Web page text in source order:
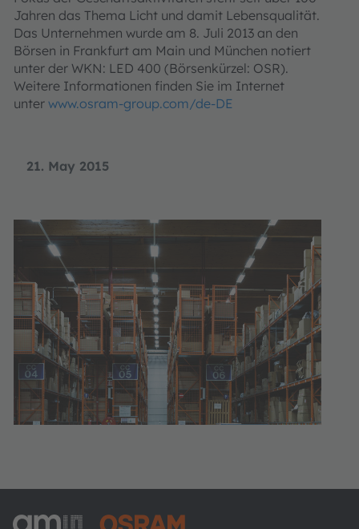
21. May 2015
Jahren das Thema Licht und damit Lebensqualität.
Das Unternehmen wurde am 8. Juli 2013 an den
Börsen in Frankfurt am Main und München notiert
unter der WKN: LED 400 (Börsenkürzel: OSR).
Weitere Informationen finden Sie im Internet
unter www.osram-group.com/de-DE